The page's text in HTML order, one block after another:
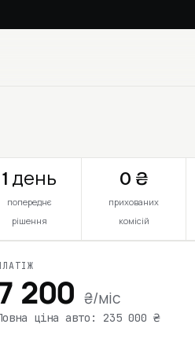
1 день
попереднє
рішення
0 ₴
прихованих
комісій
200 ₴/міс
ціна авто: 235 000 ₴